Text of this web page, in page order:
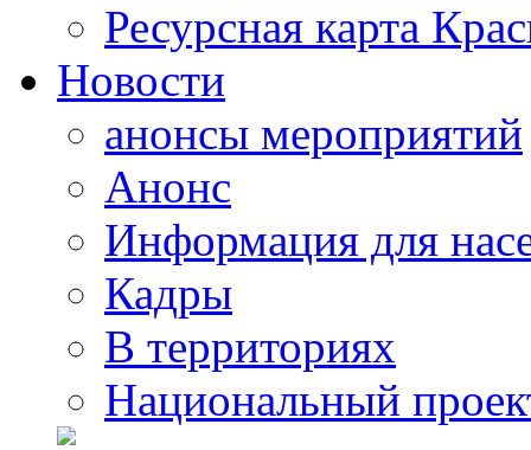
Ресурсная карта
Новости
анонсы мероприятий
Анонс
Информация для
Кадры
В территориях
Национальный